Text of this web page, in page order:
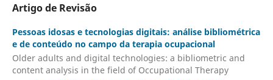
Artigo de Revisão
Pessoas idosas e tecnologias digitais: análise bibliométrica
e de conteúdo no campo da terapia ocupacional
Older adults and digital technologies: a bibliometric and
content analysis in the field of Occupational Therapy